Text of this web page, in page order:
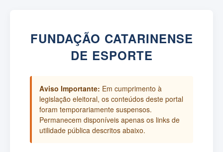
FUNDAÇÃO CATARINENSE
DE ESPORTE
Aviso Importante: Em cumprimento à
legislação eleitoral, os conteúdos deste portal
foram temporariamente suspensos.
Permanecem disponíveis apenas os links de
utilidade pública descritos abaixo.